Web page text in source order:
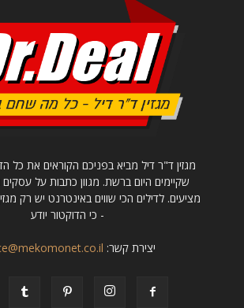
מגזין ד"ר דיל מביא בפניכם הקוראים את כל
שקיימים היום ברשת. מגוון כתבות על
מציעים. לדילים הכי שווים באינטרנט יש רק
- כי הדוקטור יודע
יצירת קשר: